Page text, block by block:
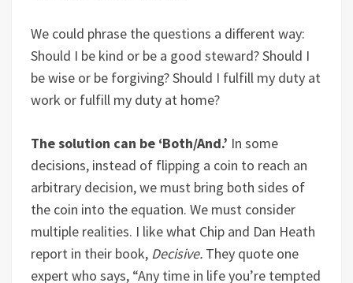
We could phrase the questions a different way:
Should I be kind or be a good steward? Should I
be wise or be forgiving? Should I fulfill my duty at
work or fulfill my duty at home?
The solution can be ‘Both/And.’ In some
decisions, instead of flipping a coin to reach an
arbitrary decision, we must bring both sides of
the coin into the equation. We must consider
multiple realities. I like what Chip and Dan Heath
report in their book, Decisive. They quote one
expert who says, “Any time in life you’re tempted